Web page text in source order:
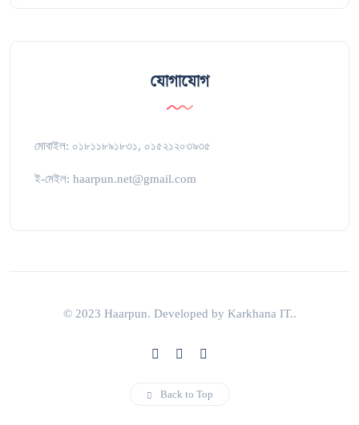
যোগাযোগ
মোবাইল: ০১৮১১৮৯১৮৩১, ০১৫২১২০৩৯৩৫
ই-মেইল: haarpun.net@gmail.com
© 2023 Haarpun. Developed by Karkhana IT..
Back to Top